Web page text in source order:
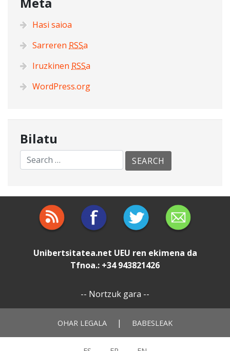
Hasi saioa
Sarreren RSSa
Iruzkinen RSSa
WordPress.org
Bilatu
Unibertsitatea.net UEU ren ekimena da
Tfnoa.: +34 943821426
-- Nortzuk gara --
OHAR LEGALA | BABESLEAK